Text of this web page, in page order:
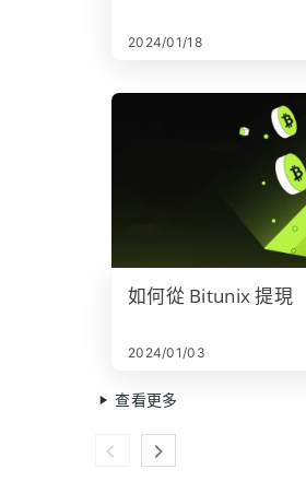
2024/01/18
如何從 Bitunix 提現
2024/01/03
查看更多